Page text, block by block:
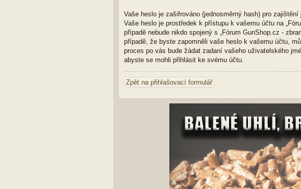
Vaše heslo je zašifrováno (jednosměrný hash) pro
Vaše heslo je prostředek k přístupu k vašemu účtu na
případě nebude nikdo spojený s „Fórum GunShop.cz -
případě, že byste zapomněli vaše heslo k vašemu účtu,
proces po vás bude žádat zadaní vašeho uživatelského
abyste se mohli přihlásit ke svému účtu.
Zpět na přihlašovací formulář